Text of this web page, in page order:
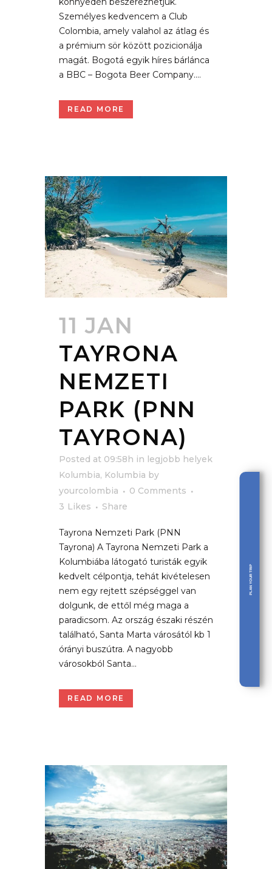
Személyes kedvencem a Club
Colombia, amely valahol az átlag és
a prémium sör között pozicionálja
magát. Bogotá egyik híres bárlánca
a BBC – Bogota Beer Company....
READ MORE
11 JAN
TAYRONA
NEMZETI
PARK (PNN
TAYRONA)
Posted at 09:58h in legjobb helyek
Kolumbia, Kolumbia by
yourcolombia
0 Comments
3 Likes Share
Tayrona Nemzeti Park (PNN
Tayrona) A Tayrona Nemzeti Park a
Kolumbiába látogató turisták egyik
kedvelt célpontja, tehát kivételesen
nem egy rejtett szépséggel van
dolgunk, de ettől még maga a
paradicsom. Az ország északi részén
található, Santa Marta városától kb 1
órányi buszútra. A nagyobb
városokból Santa...
READ MORE
PLAN YOUR TRIP